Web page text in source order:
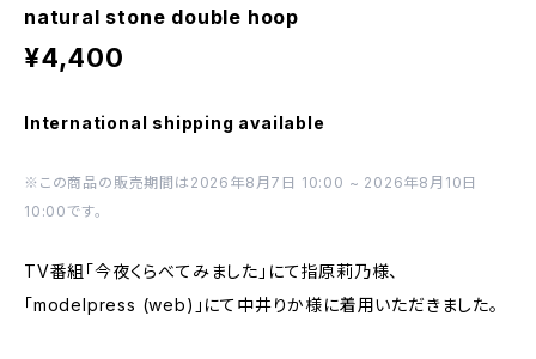
natural stone double hoop
¥4,400
International shipping available
※この商品の販売期間は2026年8月7日 10:00 ~ 2026年8月10日
10:00です。
TV番組「今夜くらべてみました」にて指原莉乃様、
「modelpress (web)」にて中井りか様に着用いただきました。